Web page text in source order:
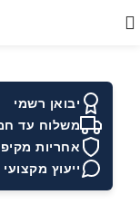
יבואן רשמי
משלוח עד
אחריות
ייעוץ מקצועי